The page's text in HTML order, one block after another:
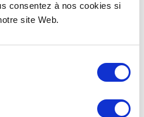
consentez à nos cookies si
site Web.
aus einem Stück thermisch
keine Rippen oder schwer
sich in irgendeiner Ritze
werden (privat, semi-professionell
einzigen Material gefertigt. Sie
(nachdem sie mehrere